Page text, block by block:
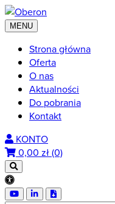
MENU
Strona główna
Oferta
O nas
Aktualności
Do pobrania
Kontakt
KONTO
0,00 zł (0)